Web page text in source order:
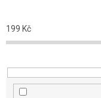
p
r
o
u
199 Kč